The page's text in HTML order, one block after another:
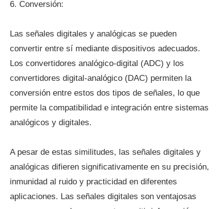
6. Conversión:
Las señales digitales y analógicas se pueden
convertir entre sí mediante dispositivos adecuados.
Los convertidores analógico-digital (ADC) y los
convertidores digital-analógico (DAC) permiten la
conversión entre estos dos tipos de señales, lo que
permite la compatibilidad e integración entre sistemas
analógicos y digitales.
A pesar de estas similitudes, las señales digitales y
analógicas difieren significativamente en su precisión,
inmunidad al ruido y practicidad en diferentes
aplicaciones. Las señales digitales son ventajosas